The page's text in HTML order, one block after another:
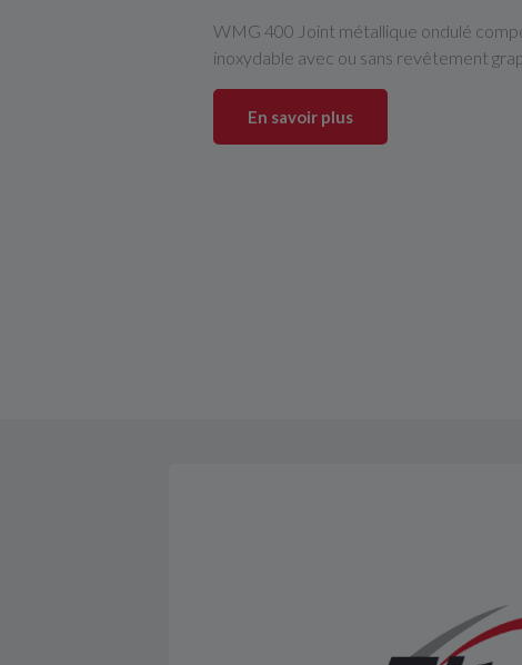
WMG 400 Joint métallique ondulé
inoxydable avec ou sans revêtement
En savoir plus